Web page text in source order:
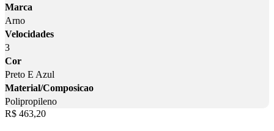
Marca
Arno
Velocidades
3
Cor
Preto E Azul
Material/Composicao
Polipropileno
Price:
R$ 463,20